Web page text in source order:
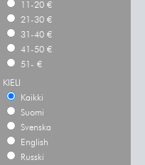
11-20 €
21-30 €
31-40 €
41-50 €
51- €
KIELI
Kaikki
Suomi
Svenska
English
Russki